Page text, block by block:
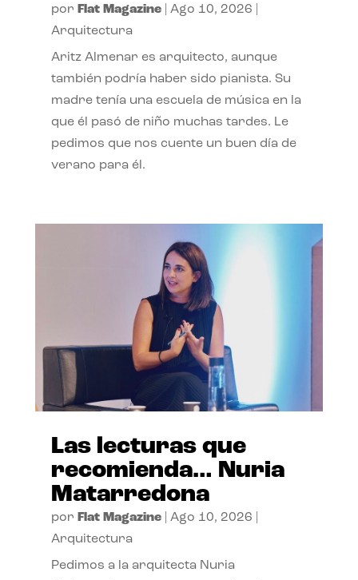
por Flat Magazine| Ago 10, 2026
Arquitectura
Aritz Almenar es arquitecto, aunque
también podría haber sido pianista. Su
madre tenía una escuela de música en la
que él pasó de niño muchas tardes. Le
pedimos que nos cuente un buen día de
verano para él.
Las lecturas que
recomienda… Nuria
Matarredona
por Flat Magazine| Ago 10, 2026
Arquitectura
Pedimos a la arquitecta Nuria